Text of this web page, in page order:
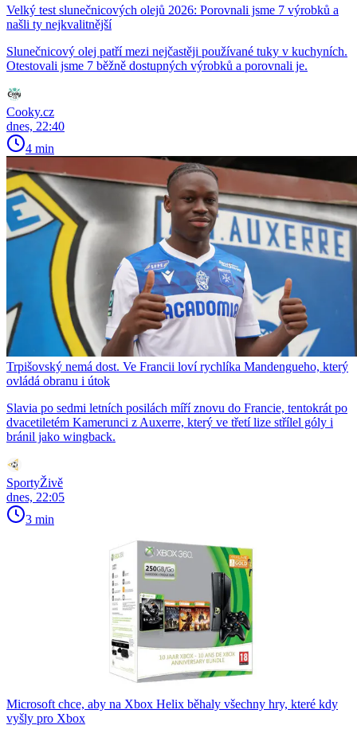
Velký test slunečnicových olejů 2026: Porovnali jsme 7 výrobků a
našli ty nejkvalitnější
Slunečnicový olej patří mezi nejčastěji používané tuky v kuchyních.
Otestovali jsme 7 běžně dostupných výrobků a porovnali je.
Cooky.cz
dnes, 22:40
4 min
Trpišovský nemá dost. Ve Francii loví rychlíka Mandengueho, který
ovládá obranu i útok
Slavia po sedmi letních posilách míří znovu do Francie, tentokrát po
dvacetiletém Kamerunci z Auxerre, který ve třetí lize střílel góly i
bránil jako wingback.
SportyŽivě
dnes, 22:05
3 min
Microsoft chce, aby na Xbox Helix běhaly všechny hry, které kdy
vyšly pro Xbox